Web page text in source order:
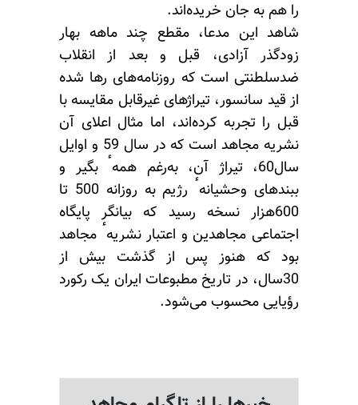
را هم به جان خریده‌اند.
شاهد این مدعا، مقطع چند ماهه بهار
زودگذر آزادی، قبل و بعد از انقلاب
ضدسلطنتی است که روزنامه‌های رها شده
از قید سانسور، تیراژهای غیرقابل مقایسه با
قبل را تجربه کرده‌اند، اما مثال اعلای آن
نشریه مجاهد است که در سال 59 و اوایل
سال60، تیراژ آن، به‌رغم همهٴ بگیر و
ببندهای وحشیانهٴ رژیم به روزانه 500 تا
600هزار نسخه رسید که بیانگر پایگاه
اجتماعی مجاهدین و اعتبار نشریهٴ مجاهد
بود که هنوز پس از گذشت بیش از
30سال، در تاریخ مطبوعات ایران یک رکورد
رؤیایی محسوب می‌شود.